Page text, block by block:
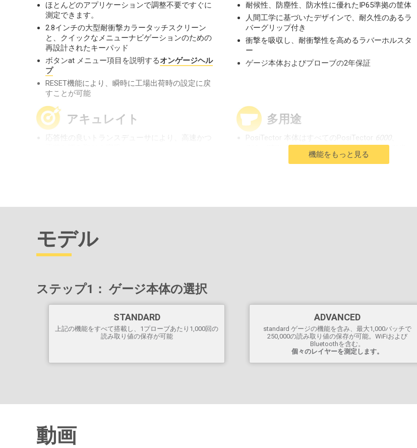
ほとんどのアプリケーションで調整不要ですぐに
測定できます。
2.8インチの大型耐衝撃カラータッチスクリーン
と、クイックなメニューナビゲーションのための
再設計されたキーパッド
ボタンat メニュー項目を説明するオンゲージヘル
プ
RESET機能により、瞬時に工場出荷時の設定に戻
すことが可能
耐候性、防塵性、防水性に優れたIP65準拠の筐体
人間工学に基づいたデザインで、耐久性のあるラ
バーグリップ付き
衝撃を吸収し、耐衝撃性を高めるラバーホルスタ
ー
ゲージ本体およびプローブの2年保証
アキュレイト
応答性の良いトランスデューサにより、高速かつ
多用途
PosiTector 本体はすべてのPosiTector 6000 、
対応、SPGDPMIRT,SST,UTG,
膜厚計から表面粗さ計、露点計、可溶性塩試
測定中、平均値、standard 偏差値、最小/最大値、
読み取り回数を継続的に表示/更新します。
Max Thickモードは
スクリーンキャプチャ- 記録やレビュー用に100枚
のスクリーン画像を保存できます。
単4電池3本で20時間以上の連続動作
PC 簡単・高速接続。USBケーブル
付属。
イルエクスプローラを使ってアクセスできます。
プローブ互換性チャートをご覧ください。
機能をもっと見る
モデル
ステップ1： ゲージ本体の選択
STANDARD
上記の機能をすべて搭載し、1プローブあたり1,000回の
読み取り値の保存が可能
ADVANCED
standard ゲージの機能を含み、最大1,000バッチで
250,000の読み取り値の保存が可能。WiFiおよび
Bluetoothを含む。
個々のレイヤーを測定します。
動画